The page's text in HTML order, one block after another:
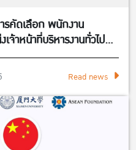
รคัดเลือก พนักงาน
จ้าหน้าที่บริหารงานทั่วไป
รนานาชาติ คณะ
Read news